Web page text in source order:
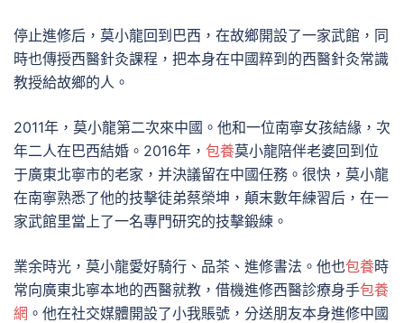
停止進修后，莫小龍回到巴西，在故鄉開設了一家武館，同
時也傳授西醫針灸課程，把本身在中國粹到的西醫針灸常識
教授給故鄉的人。
2011年，莫小龍第二次來中國。他和一位南寧女孩結緣，次
年二人在巴西結婚。2016年， 包養莫小龍陪伴老婆回到位
于廣東北寧市的老家，并決議留在中國任務。很快，莫小龍
在南寧熟悉了他的技擊徒弟蔡榮坤，顛末數年練習后，在一
家武館里當上了一名專門研究的技擊鍛練。
業余時光，莫小龍愛好騎行、品茶、進修書法。他也包養時
常向廣東北寧本地的西醫就教，借機進修西醫診療身手包養
網 。他在社交媒體開設了小我賬號，分送朋友本身進修中國